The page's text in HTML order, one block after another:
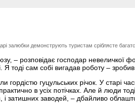
залюбки демонструють туристам сріблясте
– розповідає господар невеличкої
тоді сам собі вигадав роботу –
гордістю гуцульських річок. У старі
в усіх потічках. Але й люди
і затишних заводей, – дбайливо